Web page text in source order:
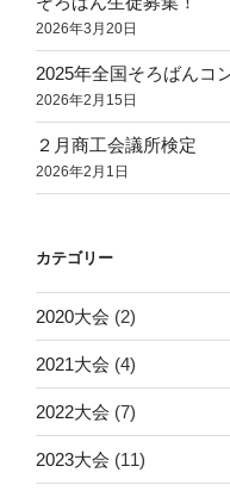
2026年3月20日
2025年全国そろばん
2026年2月15日
２月商工会議所検定
2026年2月1日
カテゴリー
2020大会 (2)
2021大会 (4)
2022大会 (7)
2023大会 (11)